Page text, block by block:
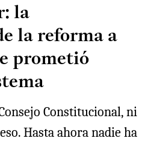
la
la reforma a
prometió
Constitucional, ni
Hasta ahora nadie ha